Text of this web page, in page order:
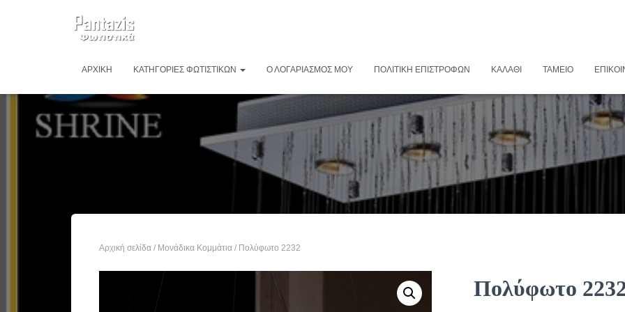
ΑΡΧΙΚΉ ΚΑΤΗΓΟΡΊΕΣ ΦΩΤΙΣΤΙΚΏΝ Ο ΛΟΓΑΡΙΑΣΜΌΣ ΜΟΥ ΠΟΛΙΤΙΚΉ ΕΠΙΣΤΡΟΦΏΝ ΚΑΛΆΘΙ ΤΑΜΕΊΟ
Αρχική σελίδα / Μονάδικα Κομμάτια / Πολύφωτο 2232
Πολύφωτο